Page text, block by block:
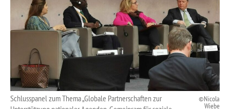
Schlusspanel zum Thema „Globale Partnerschaften zur
Nicola
Wiebe